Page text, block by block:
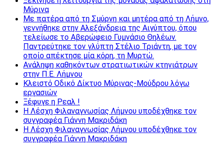
Μύρινα
Με πατέρα από τη Σμύρνη και μητέρα από τη Λήμνο,
γεννήθηκε στην Αλεξάνδρεια της Αιγύπτου, όπου
τελείωσε το Αβερώφειο Γυμνάσιο Θηλέων.
Παντρεύτηκε τον γλύπτη Στέλιο Τριάντη, με τον
οποίο απέκτησε μία κόρη, τη Μυρτώ.
Ανάληψη καθηκόντων στρατιωτικών κτηνιάτρων
στην Π.Ε. Λήμνου
Κλειστό Οδικό Δίκτυο Μύρινας-Μούδρου λόγω
εργασιών
Ξέφυγε η Ρεαλ !
Η Λέσχη Φιλαναγνωσίας Λήμνου υποδέχθηκε τον
συγγραφέα Γιάννη Μακριδάκη
Η Λέσχη Φιλαναγνωσίας Λήμνου υποδέχθηκε τον
συγγραφέα Γιάννη Μακριδάκη